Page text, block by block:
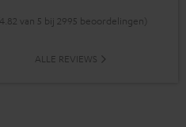
van 5 bij 2995 beoordelingen)
ALLE REVIEWS